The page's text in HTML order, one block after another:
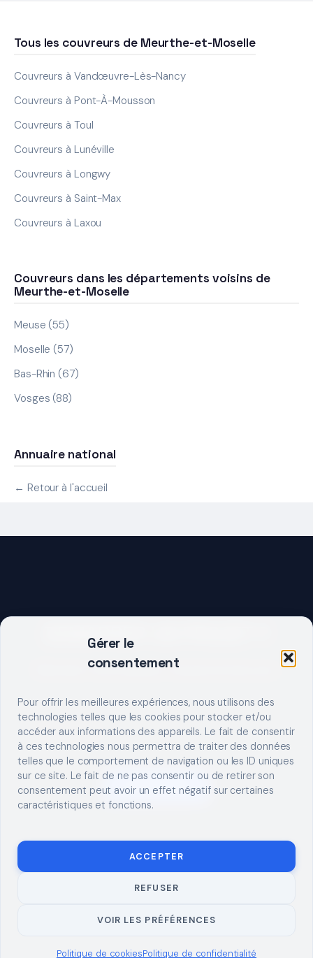
Gérer le
consentement
Pour offrir les meilleures expériences, nous utilisons des
technologies telles que les cookies pour stocker et/ou
accéder aux informations des appareils. Le fait de consentir
à ces technologies nous permettra de traiter des données
telles que le comportement de navigation ou les ID uniques
sur ce site. Le fait de ne pas consentir ou de retirer son
consentement peut avoir un effet négatif sur certaines
caractéristiques et fonctions.
ACCEPTER
REFUSER
VOIR LES PRÉFÉRENCES
Politique de cookiesPolitique de confidentialité
Tous les couvreurs de Meurthe-et-Moselle
Couvreurs à Vandœuvre-Lès-Nancy
Couvreurs à Pont-À-Mousson
Couvreurs à Toul
Couvreurs à Lunéville
Couvreurs à Longwy
Couvreurs à Saint-Max
Couvreurs à Laxou
Couvreurs dans les départements voisins de
Meurthe-et-Moselle
Meuse (55)
Moselle (57)
Bas-Rhin (67)
Vosges (88)
Annuaire national
← Retour à l'accueil
DEMARRER UN PROJET ?
Décrivez votre besoin, trouvez le bon pro.
S'INSCRIRE